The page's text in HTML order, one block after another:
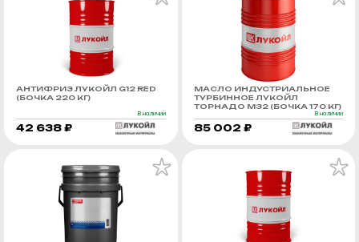
АНТИФРИЗ ЛУКОЙЛ G12 RED
(БОЧКА 220 КГ)
В наличии
42 638 ₽
МАСЛО ИНДУСТРИАЛЬНОЕ
ТУРБИННОЕ ЛУКОЙЛ
ТОРНАДО М32 (БОЧКА 170 КГ)
В наличии
85 002 ₽